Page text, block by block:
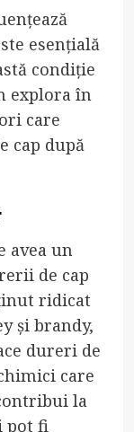
esențială
condiție
explora în
care
cap după
avea un
de cap
ridicat
și brandy,
dureri de
care
la
pot fi